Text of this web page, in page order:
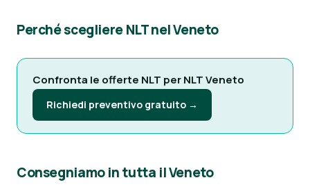
Perché scegliere NLT nel Veneto
Confronta le offerte NLT per NLT Veneto
Richiedi preventivo gratuito →
Consegniamo in tutta il Veneto